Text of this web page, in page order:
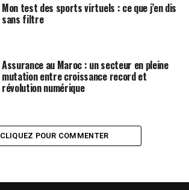
Mon test des sports virtuels : ce que j’en dis
sans filtre
Assurance au Maroc : un secteur en pleine
mutation entre croissance record et
révolution numérique
CLIQUEZ POUR COMMENTER